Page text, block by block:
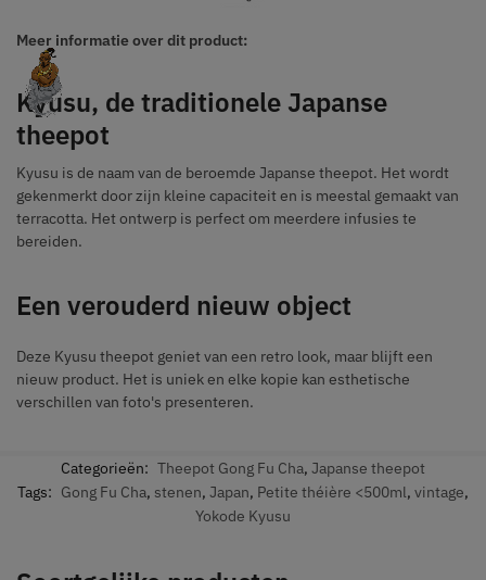
Meer informatie over dit product:
Kyusu, de traditionele Japanse
theepot
Kyusu is de naam van de beroemde Japanse theepot. Het wordt
gekenmerkt door zijn kleine capaciteit en is meestal gemaakt van
terracotta. Het ontwerp is perfect om meerdere infusies te
bereiden.
Een verouderd nieuw object
Deze Kyusu theepot geniet van een retro look, maar blijft een
nieuw product. Het is uniek en elke kopie kan esthetische
verschillen van foto's presenteren.
Categorieën: Theepot Gong Fu Cha, Japanse theepot
Tags: Gong Fu Cha, stenen, Japan, Petite théière <500ml, vintage,
Yokode Kyusu